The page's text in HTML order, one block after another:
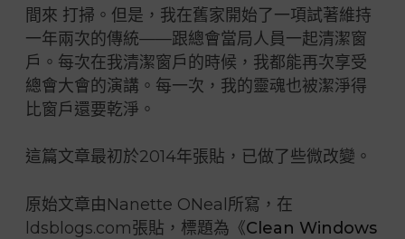
間來 打掃。但是，我在舊家開始了一項試著維持
一年兩次的傳統——跟總會當局人員一起清潔窗
戶 。每次在我清潔窗戶的時候，我都能再次享受
總會大會的演講。每一次，我的靈魂也被潔淨得
比窗戶還要乾淨。
這篇文章最初於2014年張貼，已做了些微改變。
原始文章由Nanette ONeal所寫，在
ldsblogs.com張貼，標題為《Clean Windows